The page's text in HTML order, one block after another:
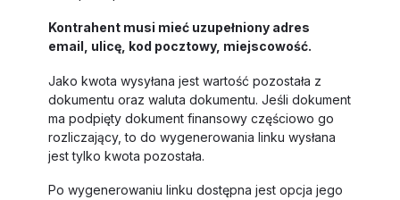
Kontrahent musi mieć uzupełniony adres
email, ulicę, kod pocztowy, miejscowość.
Jako kwota wysyłana jest wartość pozostała z
dokumentu oraz waluta dokumentu. Jeśli dokument
ma podpięty dokument finansowy częściowo go
rozliczający, to do wygenerowania linku wysłana
jest tylko kwota pozostała.
Po wygenerowaniu linku dostępna jest opcja jego